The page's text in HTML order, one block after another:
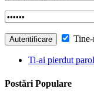
Ti-ai pierdut
Postări Populare